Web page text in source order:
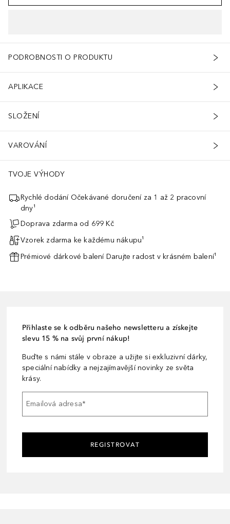
PODROBNOSTI O PRODUKTU
APLIKACE
SLOŽENÍ
VAROVÁNÍ
TVOJE VÝHODY
Rychlé dodání Očekávané doručení za 1 až 2 pracovní
dny¹
Doprava zdarma od 699 Kč
Vzorek zdarma ke každému nákupu¹
Prémiové dárkové balení Darujte radost v krásném balení¹
Přihlaste se k odběru našeho newsletteru a získejte
slevu 15 % na svůj první nákup!
Buďte s námi stále v obraze a užijte si exkluzivní dárky,
speciální nabídky a nejzajímavější novinky ze světa
krásy.
Emailová adresa*
REGISTROVAT